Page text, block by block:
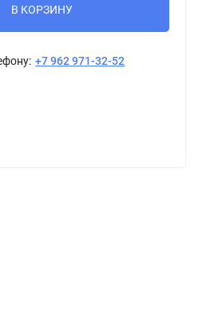
В КОРЗИНУ
+7 962 971-32-52